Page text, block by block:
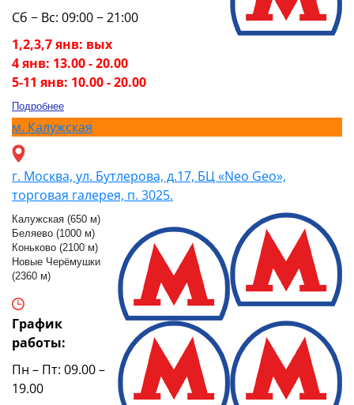
Сб − Вс: 09:00 − 21:00
1,2,3,7 янв: вых
4 янв: 13.00 - 20.00
5-11 янв: 10.00 - 20.00
Подробнее
м. Калужская
г. Москва, ул. Бутлерова, д.17, БЦ «Neo Geo»,
торговая галерея, п. 3025.
Калужская (650 м)
Беляево (1000 м)
Коньково (2100 м)
Новые Черёмушки
(2360 м)
График
работы:
Пн – Пт: 09.00 –
19.00